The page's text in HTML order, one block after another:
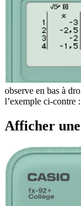
observe en bas à
l’exemple ci-contre :
Afficher une